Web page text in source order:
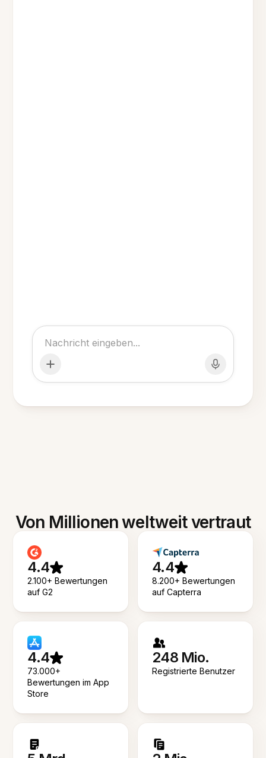
Von Millionen weltweit vertraut
4.4
2.100+ Bewertungen
auf G2
4.4
8.200+ Bewertungen
auf Capterra
4.4
73.000+
Bewertungen im App
Store
248 Mio.
Registrierte Benutzer